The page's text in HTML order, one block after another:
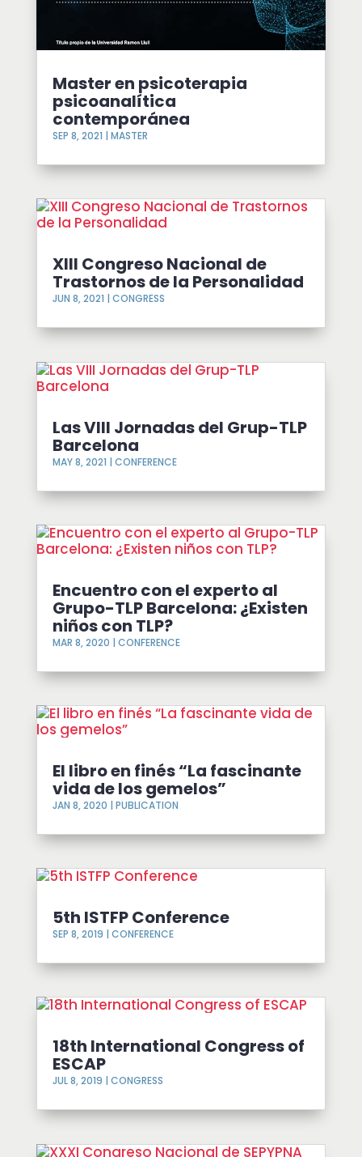
Master en psicoterapia
psicoanalítica
contemporánea
SEP 8, 2021 | MASTER
XIII Congreso Nacional de
Trastornos de la Personalidad
JUN 8, 2021 | CONGRESS
Las VIII Jornadas del Grup-TLP
Barcelona
MAY 8, 2021 | CONFERENCE
Encuentro con el experto al
Grupo-TLP Barcelona: ¿Existen
niños con TLP?
MAR 8, 2020 | CONFERENCE
El libro en finés “La fascinante
vida de los gemelos”
JAN 8, 2020 | PUBLICATION
5th ISTFP Conference
SEP 8, 2019 | CONFERENCE
18th International Congress of
ESCAP
JUL 8, 2019 | CONGRESS